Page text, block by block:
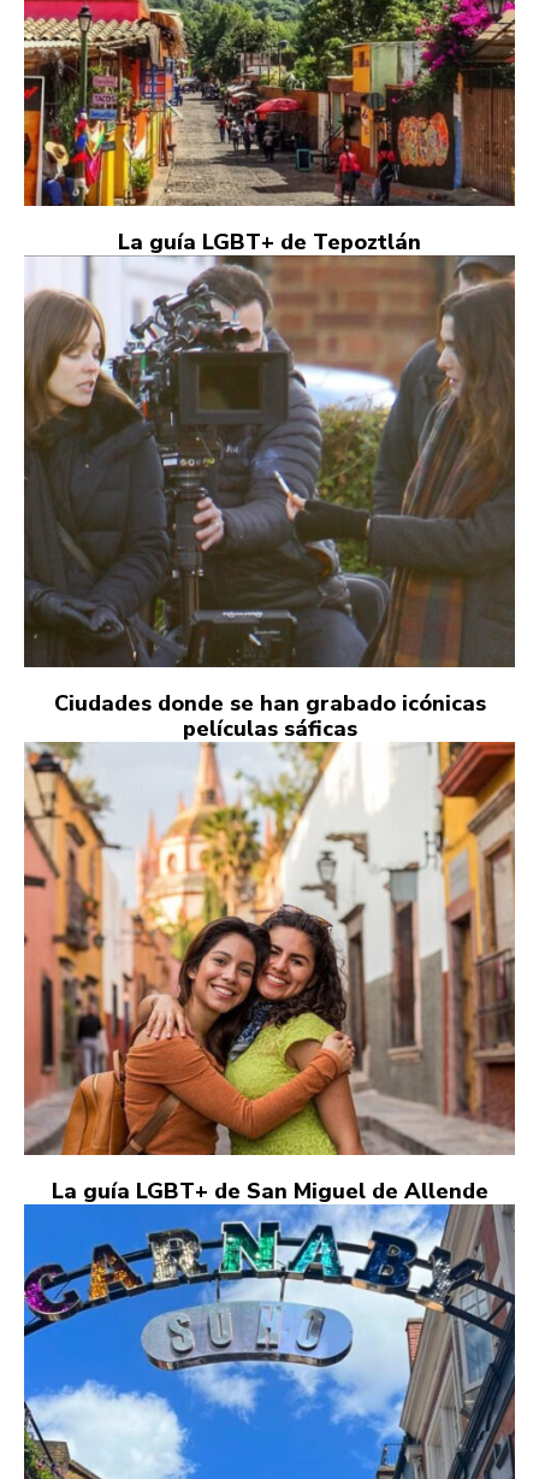
La guía LGBT+ de Tepoztlán
Ciudades donde se han grabado icónicas
películas sáficas
La guía LGBT+ de San Miguel de Allende